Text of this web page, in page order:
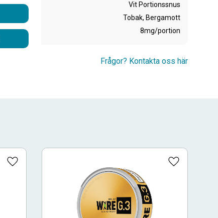
Vit Portionssnus
Tobak, Bergamott
8mg/portion
Frågor? Kontakta oss här
Lägg till i favoriter Lägg till i